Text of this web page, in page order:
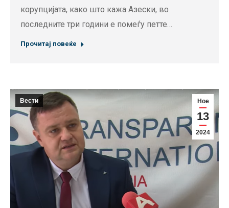
корупцијата, како што кажа Азески, во
последните три години е помеѓу петте…
Прочитај повеќе
Ное
13
2024
Вести